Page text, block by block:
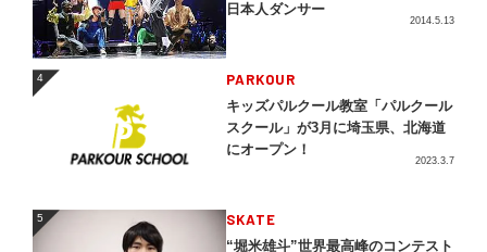
日本人ダンサー
2014.5.13
4 PARKOUR
キッズパルクール教室「パルクール
スクール」が3月に埼玉県、北海道
にオープン！
2023.3.7
5 SKATE
“堀米雄斗”世界最高峰のコンテスト